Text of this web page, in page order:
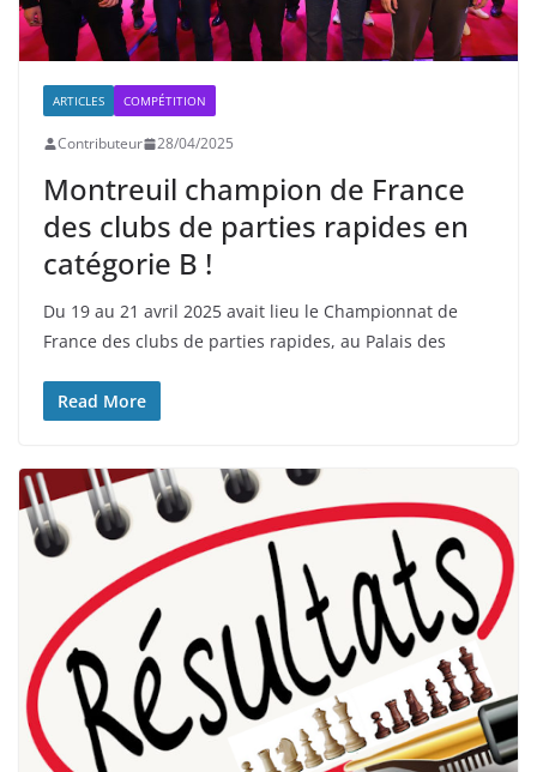
ARTICLES COMPÉTITION
Contributeur 28/04/2025
Montreuil champion de France
des clubs de parties rapides en
catégorie B !
Du 19 au 21 avril 2025 avait lieu le Championnat de
France des clubs de parties rapides, au Palais des
Read More